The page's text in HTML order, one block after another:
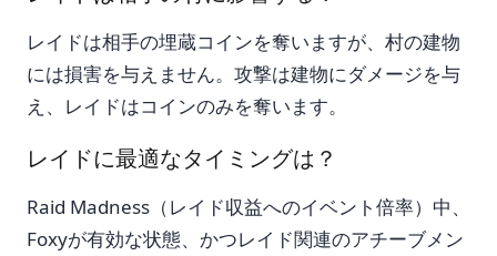
レイドは相手の埋蔵コインを奪いますが、村の建物
には損害を与えません。攻撃は建物にダメージを与
え、レイドはコインのみを奪います。
レイドに最適なタイミングは？
Raid Madness（レイド収益へのイベント倍率）中、
Foxyが有効な状態、かつレイド関連のアチーブメン